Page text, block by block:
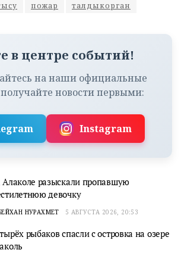
пожар талдыкорган
в центре событий!
на наши официальные
новости первыми:
Instagram
разыскали пропавшую
девочку
НУРАХМЕТ 5 АВГУСТА 2026, 20:53
рыбаков спасли с островка на озере